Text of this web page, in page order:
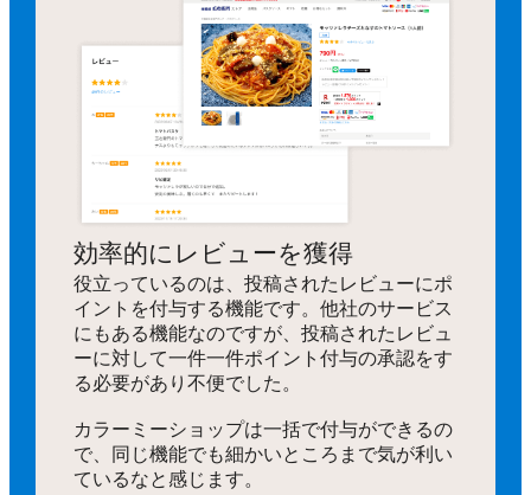
効率的にレビューを獲得
役立っているのは、投稿されたレビューにポ
イントを付与する機能です。他社のサービス
にもある機能なのですが、投稿されたレビュ
ーに対して一件一件ポイント付与の承認をす
る必要があり不便でした。
カラーミーショップは一括で付与ができるの
で、同じ機能でも細かいところまで気が利い
ているなと感じます。